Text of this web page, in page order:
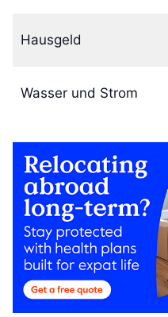
Hausgeld
Wasser und Strom